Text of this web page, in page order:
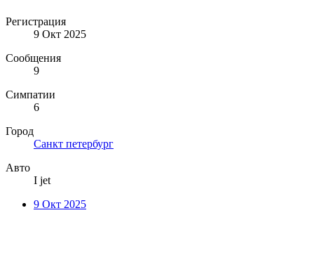
Регистрация
9 Окт 2025
Сообщения
9
Симпатии
6
Город
Санкт петербург
Авто
I jet
9 Окт 2025